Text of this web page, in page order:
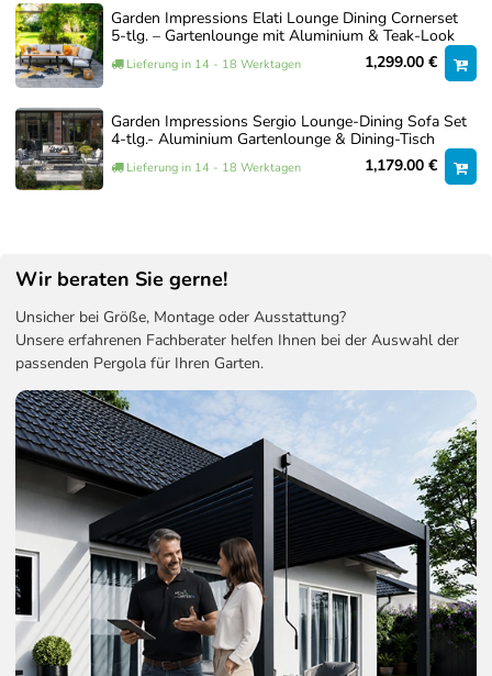
Garden Impressions Elati Lounge Dining Cornerset
5-tlg. – Gartenlounge mit Aluminium & Teak-Look
Lieferung in 14 - 18 Werktagen 1,299.00 €
Garden Impressions Sergio Lounge-Dining Sofa Set
4-tlg.- Aluminium Gartenlounge & Dining-Tisch
Lieferung in 14 - 18 Werktagen 1,179.00 €
Wir beraten Sie gerne!
Unsicher bei Größe, Montage oder Ausstattung?
Unsere erfahrenen Fachberater helfen Ihnen bei der Auswahl der
passenden Pergola für Ihren Garten.